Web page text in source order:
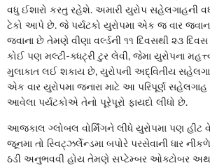
વધુ ઈશારો કરતુ રહેશે. અમારી યુરોપ સહેલગાહની
ટેકો આપે છે. જે પર્યટકો યુરોપમા એક જ વાર
જવાના છે તેમણે વીણા વર્લ્ડની ૧૧ દિવસથી ૨૩ દિવસ
કોઈ પણ મલ્ટી-ક્ધટ્રી ટુર લેવી, જેમા યુરોપના
મુલાકાત લઈ શકાય છે, યુરોપની અદ્વિતીય
એક વાર યુરોપમા જનારા માટે આ પરિપૂર્ણ
આવેલા પર્યટકોએ તેનો પૂરેપૂરો ફાયદો લીધો છે.
આજકાલ ગ્લોબલ વોર્મિંગને લીધે યુરોપમા પણ હીટ
જૂનમા તો સ્વિટ્ઝર્લેન્ડમા બપોરે પરસેવાની ધાર
ઠડી અનુભવવી હોય તેમણે સપ્ટેમ્બર ઓક્ટોબર